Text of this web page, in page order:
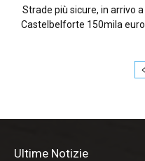
Strade più sicure, in arrivo a
Castelbelforte 150mila euro
Ultime Notizie